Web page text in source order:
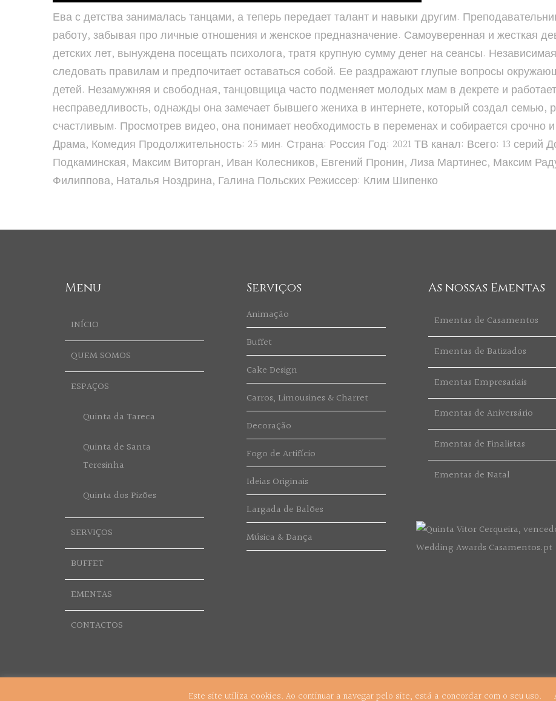
Ева с детства занималась танцами, а теперь передает талант и навыки другим.
работу, забывая про личные отношения и женское предназначение. Самоуверенная и жесткая
детских лет, вынуждена посещать психолога, тратя крупную сумму денег на сеансы.
следовать правилам и предпочитает оставаться собой. Ее раздражают глупые вопросы
детей. Незамужняя и свободная, танцовщица часто подменяет молодых мам в декрете и
несправедливость, однажды она замечает бывшего жениха в интернете, который создал семью,
счастливым. Просмотрев видео, она понимает необходимость в переменах и собирается
Драма, Комедия Продолжительность: 25 мин. Страна: Россия Год: 2021 ТВ канал: Всего: 13 серий
Подкаминская, Максим Виторган, Иван Колесников, Евгений Пронин, Лиза Мартинес, Максим
Филиппова, Наталья Ноздрина, Галина Польских Режиссер: Клим Шипенко
Menu
INÍCIO
QUEM SOMOS
ESPAÇOS
Quinta da Tareca
Quinta de Santa
Teresinha
Quinta dos Pizões
SERVIÇOS
BUFFET
EMENTAS
CONTACTOS
Serviços
Animação
Buffet
Cake Design
Carros, Limousines & Charret
Decoração
Fogo de Artifício
Ideias Originais
Largada de Balões
Música & Dança
As nossas Ementas
Ementas de Casamentos
Ementas de Batizados
Ementas Empresariais
Ementas de Aniversário
Ementas de Finalistas
Ementas de Natal
Este site utiliza cookies. Ao continuar a navegar pelo site, está a concordar com o seu uso.